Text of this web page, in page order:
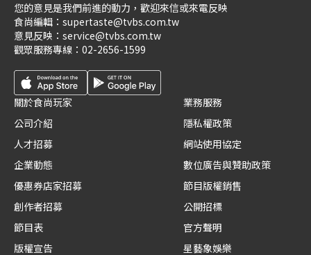
您的意見是我們前進的動力，歡迎來信或來電反映
食尚編輯： supertaste@tvbs.com.tw
意見反映： service@tvbs.com.tw
觀眾服務專線： 02-2656-1599
關於食尚玩家
公司介紹
人才招募
企業動態
優惠券店家招募
創作者招募
節目表
版權宣告
業務服務
隱私權政策
網站使用協定
數位廣告與贊助政策
節目版權銷售
公開招標
官方聲明
星藝象娛樂